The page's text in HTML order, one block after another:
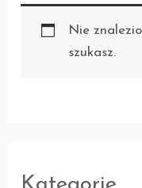
Nie
szukasz.